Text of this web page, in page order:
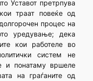
Уставот претрпува
траат повеќе од
процес на
уредување; дека
кои работеле во
систем не
и понатаму вршеле
на граѓаните од